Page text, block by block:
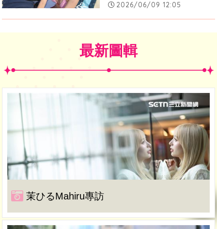
2026/06/09 12:05
最新圖輯
茉ひるMahiru專訪